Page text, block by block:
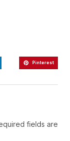
Pinterest
fields are